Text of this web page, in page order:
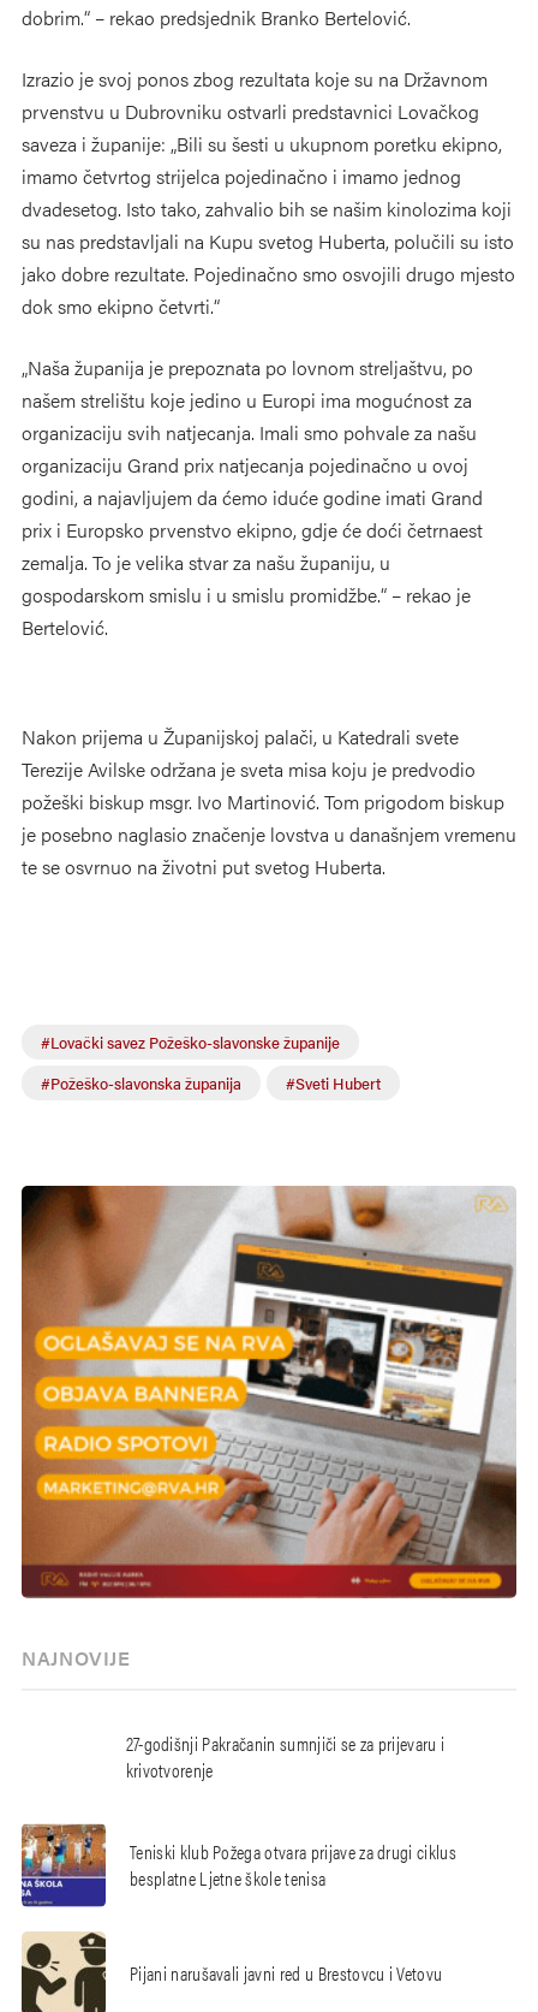
dobrim.“ – rekao predsjednik Branko Bertelović.
Izrazio je svoj ponos zbog rezultata koje su na Državnom
prvenstvu u Dubrovniku ostvarli predstavnici Lovačkog
saveza i županije: „Bili su šesti u ukupnom poretku ekipno,
imamo četvrtog strijelca pojedinačno i imamo jednog
dvadesetog. Isto tako, zahvalio bih se našim kinolozima koji
su nas predstavljali na Kupu svetog Huberta, polučili su isto
jako dobre rezultate. Pojedinačno smo osvojili drugo mjesto
dok smo ekipno četvrti.“
„Naša županija je prepoznata po lovnom streljaštvu, po
našem strelištu koje jedino u Europi ima mogućnost za
organizaciju svih natjecanja. Imali smo pohvale za našu
organizaciju Grand prix natjecanja pojedinačno u ovoj
godini, a najavljujem da ćemo iduće godine imati Grand
prix i Europsko prvenstvo ekipno, gdje će doći četrnaest
zemalja. To je velika stvar za našu županiju, u
gospodarskom smislu i u smislu promidžbe.“ – rekao je
Bertelović.
Nakon prijema u Županijskoj palači, u Katedrali svete
Terezije Avilske održana je sveta misa koju je predvodio
požeški biskup msgr. Ivo Martinović. Tom prigodom biskup
je posebno naglasio značenje lovstva u današnjem vremenu
te se osvrnuo na životni put svetog Huberta.
#Lovački savez Požeško-slavonske županije
#Požeško-slavonska županija
#Sveti Hubert
NAJNOVIJE
27-godišnji Pakračanin sumnjiči se za prijevaru i
krivotvorenje
Teniski klub Požega otvara prijave za drugi ciklus
besplatne Ljetne škole tenisa
Pijani narušavali javni red u Brestovcu i Vetovu